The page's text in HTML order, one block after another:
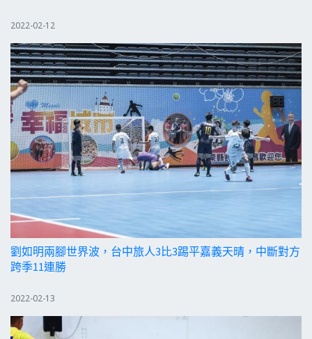
2022-02-12
劉如明兩腳世界波，台中旅人3比3踢平嘉義天晴，中斷對方
跨季11連勝
2022-02-13